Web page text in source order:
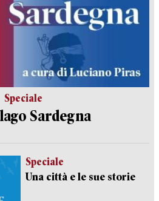
Speciale
Sardegna
Speciale
Una città e le sue storie